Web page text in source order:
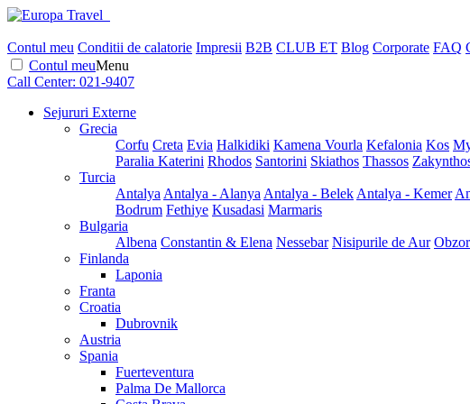
Contul meu Conditii de calatorie Impresii B2B CLUB ET Blog Corporate FAQ
Contul meuMenu
Call Center: 021-9407
Sejururi Externe
Grecia
Corfu Creta Evia Halkidiki Kamena Vourla Kefalonia Kos
Paralia Katerini Rhodos Santorini Skiathos Thassos
Turcia
Antalya Antalya - Alanya Antalya - Belek Antalya - Kemer
Bodrum Fethiye Kusadasi Marmaris
Bulgaria
Albena Constantin & Elena Nessebar Nisipurile de Aur Obzor
Finlanda
Laponia
Franta
Croatia
Dubrovnik
Austria
Spania
Fuerteventura
Palma De Mallorca